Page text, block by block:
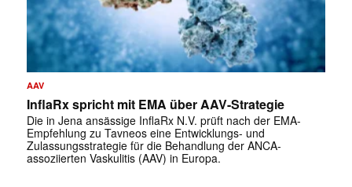
AAV
InflaRx spricht mit EMA über AAV-Strategie
Die in Jena ansässige InflaRx N.V. prüft nach der EMA-
Empfehlung zu Tavneos eine Entwicklungs- und
Zulassungsstrategie für die Behandlung der ANCA-
assoziierten Vaskulitis (AAV) in Europa.